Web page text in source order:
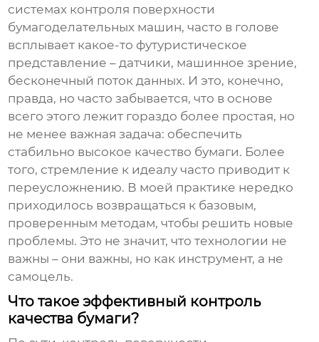
системах контроля поверхности
бумагоделательных машин, часто в голове
всплывает какое-то футуристическое
представление – датчики, машинное зрение,
бесконечный поток данных. И это, конечно,
правда, но часто забывается, что в основе
всего этого лежит гораздо более простая, но
не менее важная задача: обеспечить
стабильно высокое качество бумаги. Более
того, стремление к идеалу часто приводит к
переусложнению. В моей практике нередко
приходилось возвращаться к базовым,
проверенным методам, чтобы решить новые
проблемы. Это не значит, что технологии не
важны – они важны, но как инструмент, а не
самоцель.
Что такое эффективный контроль
качества бумаги?